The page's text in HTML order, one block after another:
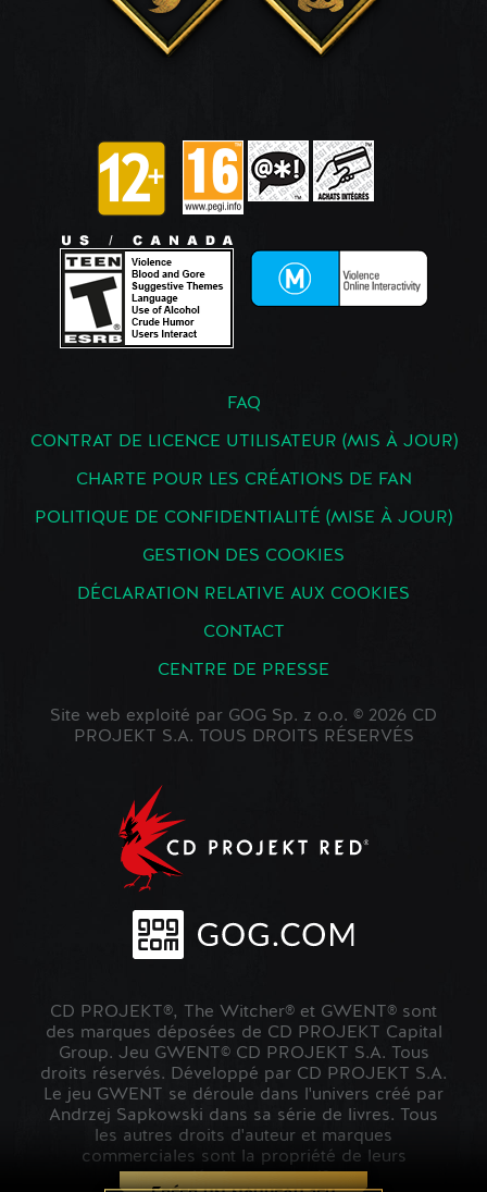
FAQ
CONTRAT DE LICENCE UTILISATEUR (MIS À JOUR)
CHARTE POUR LES CRÉATIONS DE FAN
POLITIQUE DE CONFIDENTIALITÉ (MISE À JOUR)
GESTION DES COOKIES
DÉCLARATION RELATIVE AUX COOKIES
CONTACT
CENTRE DE PRESSE
Site web exploité par GOG Sp. z o.o. © 2026 CD
PROJEKT S.A. TOUS DROITS RÉSERVÉS
CD PROJEKT®, The Witcher® et GWENT® sont
des marques déposées de CD PROJEKT Capital
Group. Jeu GWENT© CD PROJEKT S.A. Tous
droits réservés. Développé par CD PROJEKT S.A.
Le jeu GWENT se déroule dans l'univers créé par
Andrzej Sapkowski dans sa série de livres. Tous
les autres droits d'auteur et marques
commerciales sont la propriété de leurs
propriétaires respectifs.